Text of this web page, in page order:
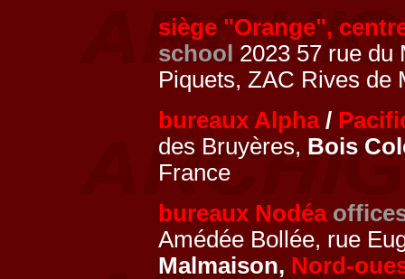
siège "Orange",
school 2023 57 rue du
Piquets, ZAC Rives de
bureaux Alpha/
des Bruyères, Bois
France
bureaux Nodéa
Amédée Bollée, rue
Malmaison, Nord-